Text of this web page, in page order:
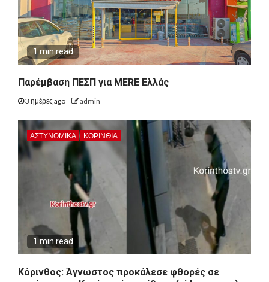
1 min read
Παρέμβαση ΠΕΣΠ για MERE Ελλάς
3 ημέρες ago admin
ΑΣΤΥΝΟΜΙΚΑ ΚΟΡΙΝΘΊΑ
1 min read
Κόρινθος: Άγνωστος προκάλεσε φθορές σε